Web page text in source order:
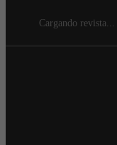
Cargando revista...